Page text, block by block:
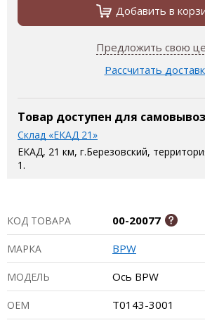
Добавить в
Предложить свою
Рассчитать
Товар доступен для
Склад «ЕКАД 21»
ЕКАД, 21 км, г.Березовский,
1.
КОД ТОВАРА 00-20077
МАРКА BPW
МОДЕЛЬ Ось BPW
ОЕМ T0143-3001